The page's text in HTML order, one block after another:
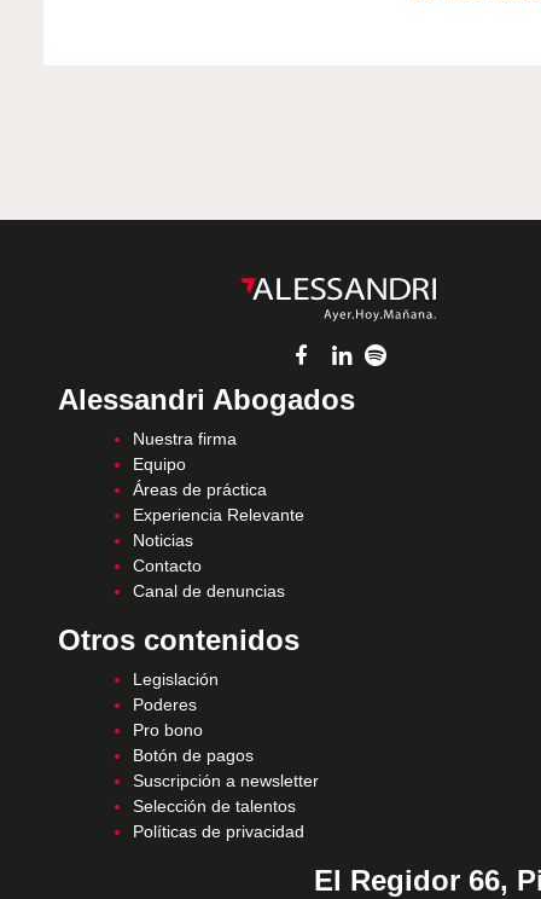
Alessandri Abogados
Nuestra firma
Equipo
Áreas de práctica
Experiencia Relevante
Noticias
Contacto
Canal de denuncias
Otros contenidos
Legislación
Poderes
Pro bono
Botón de pagos
Suscripción a newsletter
Selección de talentos
Políticas de privacidad
El Regidor 66,